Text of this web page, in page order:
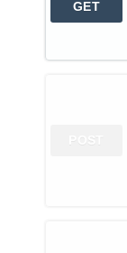
GET
POST